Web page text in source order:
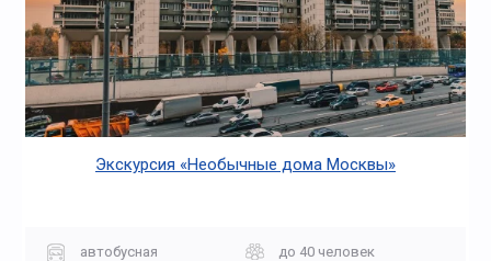
Экскурсия «Необычные дома Москвы»
автобусная
до 40 человек